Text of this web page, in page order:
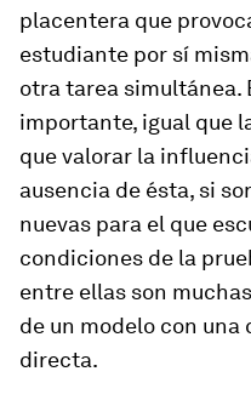
placentera que
estudiante por sí
otra tarea simultánea.
importante, igual que
que valorar la
ausencia de ésta, si
nuevas para el que
condiciones de la
entre ellas son
de un modelo con
directa.